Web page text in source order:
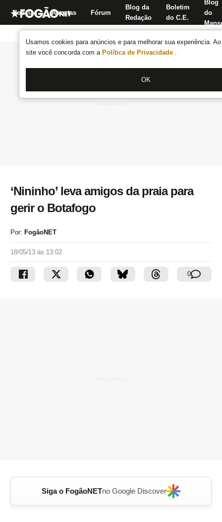
Usamos cookies para anúncios e para melhorar sua experiência.
site você concorda com a Política de Privacidade .
OK
Notícias Apostas Fórum
Blog da
Redação
Boletim
do C.E.
Blog
do
‘Nininho’ leva amigos da praia para
gerir o Botafogo
Por: FogãoNET
18/05/13 às 13:02
0
Siga o FogãoNETno Google Discover